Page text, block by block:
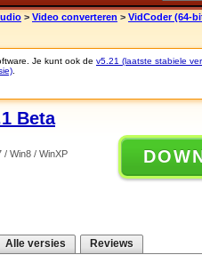
> Video converteren > VidCoder (64-
Je kunt ook de v5.21 (laatste stabiele
Beta
/ Win8 / WinXP
Alle versies Reviews